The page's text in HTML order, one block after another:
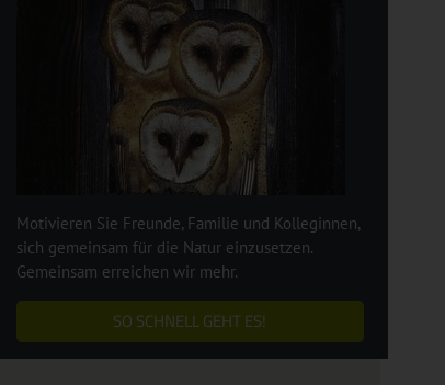
Motivieren Sie Freunde, Familie und Kolleginnen,
sich gemeinsam für die Natur einzusetzen.
Gemeinsam erreichen wir mehr.
SO SCHNELL GEHT ES!